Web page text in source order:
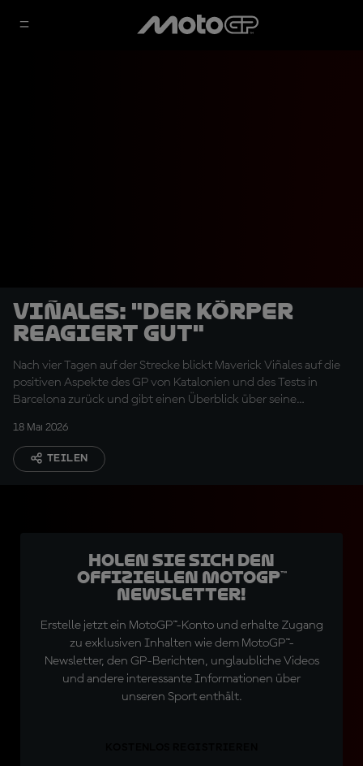
Viñales: "Der Körper
reagiert gut"
Nach vier Tagen auf der Strecke blickt Maverick Viñales auf die
positiven Aspekte des GP von Katalonien und des Tests in
Barcelona zurück und gibt einen Überblick über seine
18 Mai 2026
TEILEN
Holen Sie sich den
offiziellen MotoGP™
Newsletter!
Erstelle jetzt ein MotoGP™-Konto und erhalte Zugang
zu exklusiven Inhalten wie dem MotoGP™-
Newsletter, den GP-Berichten, unglaubliche Videos
und andere interessante Informationen über
unseren Sport enthält.